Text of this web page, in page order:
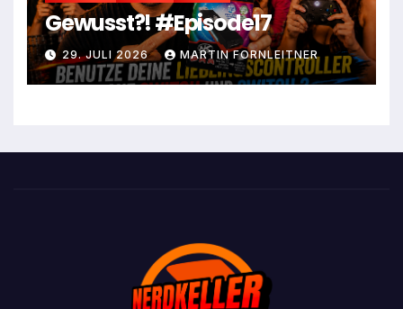
Gewusst?! #Episode17
29. JULI 2026 MARTIN FORNLEITNER